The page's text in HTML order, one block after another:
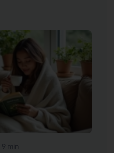
9 min